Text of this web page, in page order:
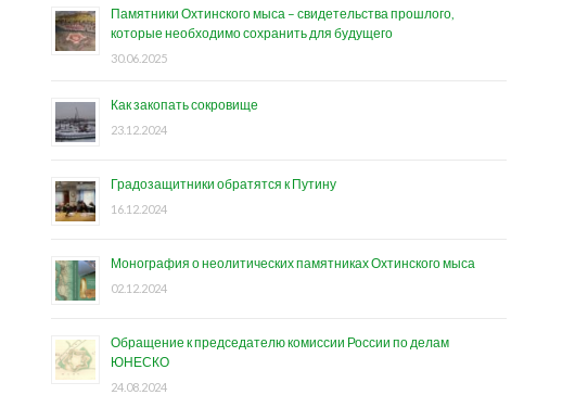
Памятники Охтинского мыса – свидетельства прошлого,
которые необходимо сохранить для будущего
30.06.2025
Как закопать сокровище
23.12.2024
Градозащитники обратятся к Путину
16.12.2024
Монография о неолитических памятниках Охтинского мыса
02.12.2024
Обращение к председателю комиссии России по делам
ЮНЕСКО
24.08.2024